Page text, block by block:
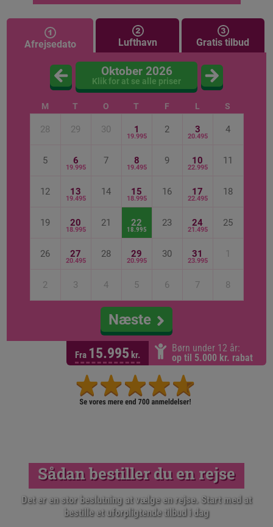
Afrejsedato Lufthavn Gratis tilbud
Oktober 2026
Klik for at se alle priser
M T O T F L S
28 29 30 1
19.995
2 3
20.495
4
5 6
19.995
7 8
19.495
9 10
22.995
11
12 13
19.495
14 15
18.995
16 17
22.495
18
19 20
18.995
21 22
18.995
23 24
21.495
25
26 27
20.495
28 29
20.995
30 31
23.995
1
2 3 4 5 6 7 8
Næste
Fra 15.995 kr.
Børn under 12 år:
op til 5.000 kr. rabat
Sådan bestiller du en rejse
Det er en stor beslutning at vælge en rejse. Start med at
bestille et uforpligtende tilbud i dag